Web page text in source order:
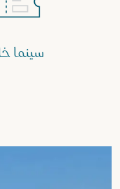
سينما